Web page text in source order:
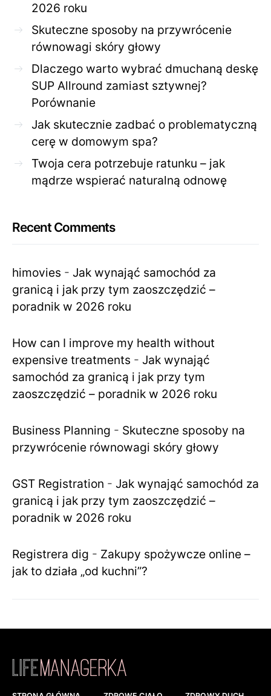
2026 roku
Skuteczne sposoby na przywrócenie
równowagi skóry głowy
Dlaczego warto wybrać dmuchaną deskę
SUP Allround zamiast sztywnej?
Porównanie
Jak skutecznie zadbać o problematyczną
cerę w domowym spa?
Twoja cera potrzebuje ratunku – jak
mądrze wspierać naturalną odnowę
Recent Comments
himovies - Jak wynająć samochód za
granicą i jak przy tym zaoszczędzić –
poradnik w 2026 roku
How can I improve my health without
expensive treatments - Jak wynająć
samochód za granicą i jak przy tym
zaoszczędzić – poradnik w 2026 roku
Business Planning - Skuteczne sposoby na
przywrócenie równowagi skóry głowy
GST Registration - Jak wynająć samochód za
granicą i jak przy tym zaoszczędzić –
poradnik w 2026 roku
Registrera dig - Zakupy spożywcze online –
jak to działa „od kuchni”?